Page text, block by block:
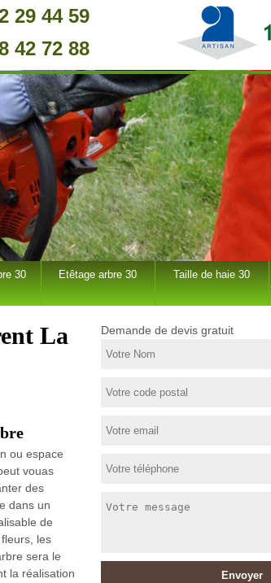
29 44 59
42 72 88
30 Etêtage arbre 30 Taille de haie 30
La
ou espace
vouas
des
dans un
de
les
sera le
la réalisation
Demande de devis gratuit